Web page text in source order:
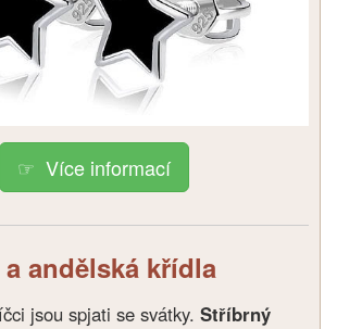
Více informací
andělská křídla
jsou spjati se svátky. Stříbrný